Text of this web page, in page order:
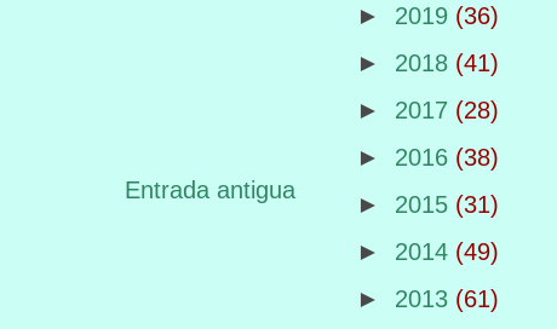
Entrada antigua
► 2019 (36)
► 2018 (41)
► 2017 (28)
► 2016 (38)
► 2015 (31)
► 2014 (49)
► 2013 (61)